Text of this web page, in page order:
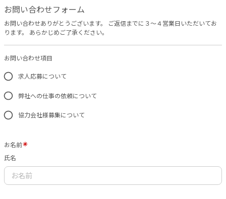
お問い合わせフォーム
お問い合わせありがとうございます。 ご返信までに３〜４営業日いただいてお
ります。 あらかじめご了承ください。
お問い合わせ項目
求人応募について
弊社への仕事の依頼について
協力会社様募集について
お名前
氏名